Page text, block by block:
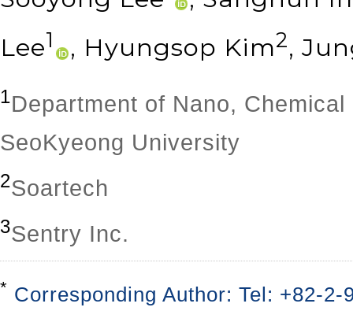
Lee1 , Hyungsop Kim2,
1Department of Nano,
SeoKyeong University
2Soartech
3Sentry Inc.
* Corresponding Author: Tel: +82-2-